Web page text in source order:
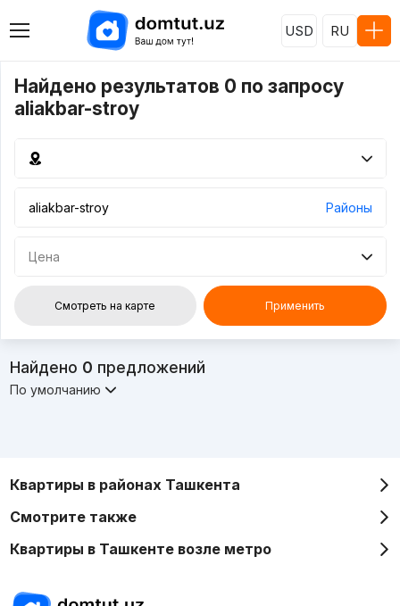
USD RU
Найдено результатов 0 по запросу
aliakbar-stroy
Районы
Цена
Смотреть на карте Применить
Найдено 0 предложений
По умолчанию
Квартиры в районах Ташкента
Смотрите также
Квартиры в Ташкенте возле метро